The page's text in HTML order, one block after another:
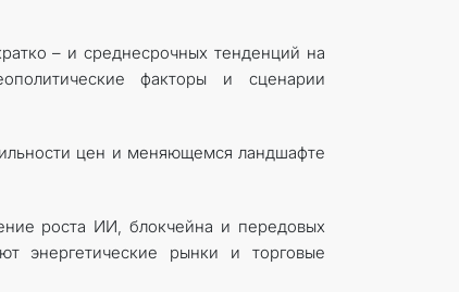
– и среднесрочных тенденций на
факторы и сценарии
цен и меняющемся ландшафте
роста ИИ, блокчейна и передовых
энергетические рынки и торговые